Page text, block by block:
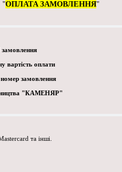
"ОПЛАТА ЗАМОВЛЕННЯ"
замовлення
вартість оплати
замовлення
"КАМЕНЯР"
та інші.